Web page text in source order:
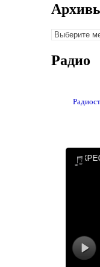
Архивы
Радио